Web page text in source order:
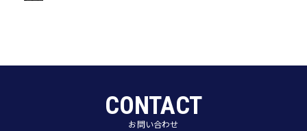
CONTACT
お問い合わせ